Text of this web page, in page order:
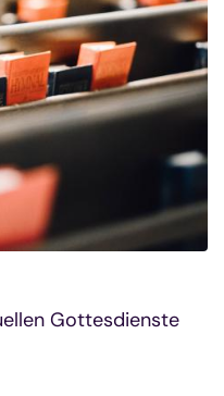
Gottesdienste